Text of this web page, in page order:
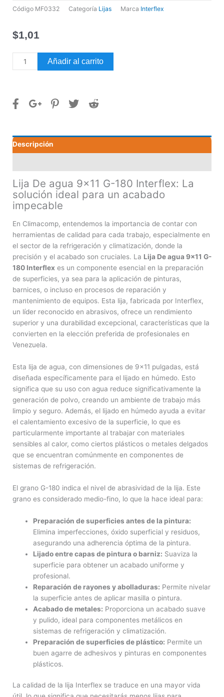
Código MF0332 Categoría Lijas Marca Interflex
$1,01
De
G-
cantidad
Añadir al carrito
Descripción
Lija De agua 9×11 G-180 Interflex: La
solución ideal para un acabado
impecable
En Climacomp, entendemos la importancia de contar con
herramientas de calidad para cada trabajo, especialmente en
el sector de la refrigeración y climatización, donde la
precisión y el acabado son cruciales. La Lija De agua 9×11 G-
180 Interflex es un componente esencial en la preparación
de superficies, ya sea para la aplicación de pinturas,
barnices, o incluso en procesos de reparación y
mantenimiento de equipos. Esta lija, fabricada por Interflex,
un líder reconocido en abrasivos, ofrece un rendimiento
superior y una durabilidad excepcional, características que la
convierten en la elección preferida de profesionales en
Venezuela.
Esta lija de agua, con dimensiones de 9×11 pulgadas, está
diseñada específicamente para el lijado en húmedo. Esto
significa que su uso con agua reduce significativamente la
generación de polvo, creando un ambiente de trabajo más
limpio y seguro. Además, el lijado en húmedo ayuda a evitar
el calentamiento excesivo de la superficie, lo que es
particularmente importante al trabajar con materiales
sensibles al calor, como ciertos plásticos o metales delgados
que se encuentran comúnmente en componentes de
sistemas de refrigeración.
El grano G-180 indica el nivel de abrasividad de la lija. Este
grano es considerado medio-fino, lo que la hace ideal para:
Preparación de superficies antes de la pintura:
Elimina imperfecciones, óxido superficial y residuos,
asegurando una adherencia óptima de la pintura.
Lijado entre capas de pintura o barniz: Suaviza la
superficie para obtener un acabado uniforme y
profesional.
Reparación de rayones y abolladuras: Permite nivelar
la superficie antes de aplicar masilla o pintura.
Acabado de metales: Proporciona un acabado suave
y pulido, ideal para componentes metálicos en
sistemas de refrigeración y climatización.
Preparación de superficies de plástico: Permite un
buen agarre de adhesivos y pinturas en componentes
plásticos.
La calidad de la lija Interflex se traduce en una mayor vida